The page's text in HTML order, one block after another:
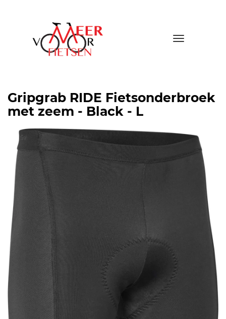
Toggle
Gripgrab RIDE Fietsonderbroek
met zeem - Black - L